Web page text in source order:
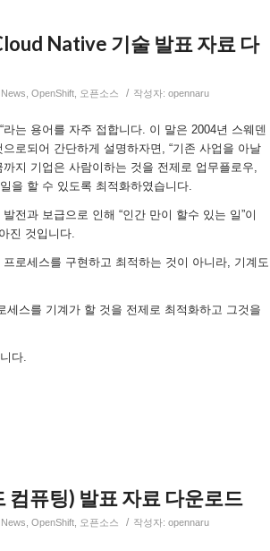
Native 기술 발표 자료 다
News OpenShift 오픈소스 / 작성자: opennaru
는 용어를 자주 접합니다. 이 말은 2004년 스웨덴
로되어 간단하게 설명하자면, “기존 사업을 아날
지 기업은 사람이하는 것을 전제로 업무플로우,
을 할 수 있도록 최적화하였습니다.
전과 보급으로 인해 “인간 만이 할수 있는 일”이
진 것입니다.
로세스를 구현하고 최적하는 것이 아니라, 기계도
스를 기계가 할 것을 전제로 최적화하고 그것을
다.
퓨팅) 발표 자료 다운로드
News OpenShift 오픈소스 / 작성자: opennaru